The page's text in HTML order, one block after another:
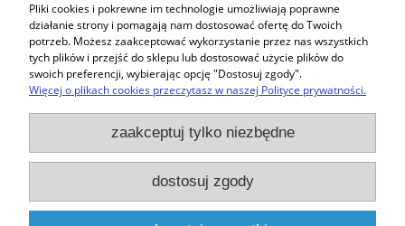
do koszyka
Zakupy
Pomoc
Moje konto
Pliki cookies i pokrewne im technologie umożliwiają poprawne
działanie strony i pomagają nam dostosować ofertę do Twoich
potrzeb. Możesz zaakceptować wykorzystanie przez nas wszystkich
tych plików i przejść do sklepu lub dostosować użycie plików do
swoich preferencji, wybierając opcję "Dostosuj zgody".
Więcej o plikach cookies przeczytasz w naszej Polityce prywatności.
zaakceptuj tylko niezbędne
dostosuj zgody